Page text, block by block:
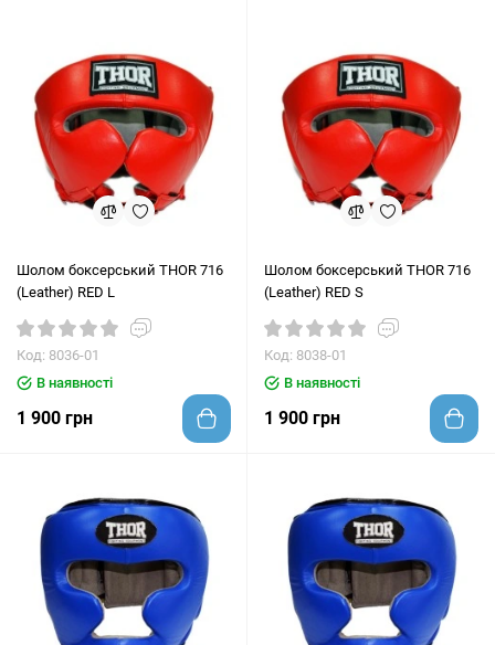
Шолом боксерський THOR 716
(Leather) RED L
Код: 8036-01
В наявності
1 900 грн
Шолом боксерський THOR 716
(Leather) RED S
Код: 8038-01
В наявності
1 900 грн